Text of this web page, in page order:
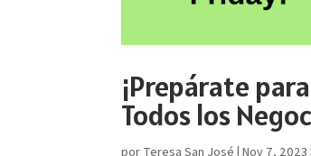
¡Prepárate
Todos los
por Teresa San José |Nov 7, 2023